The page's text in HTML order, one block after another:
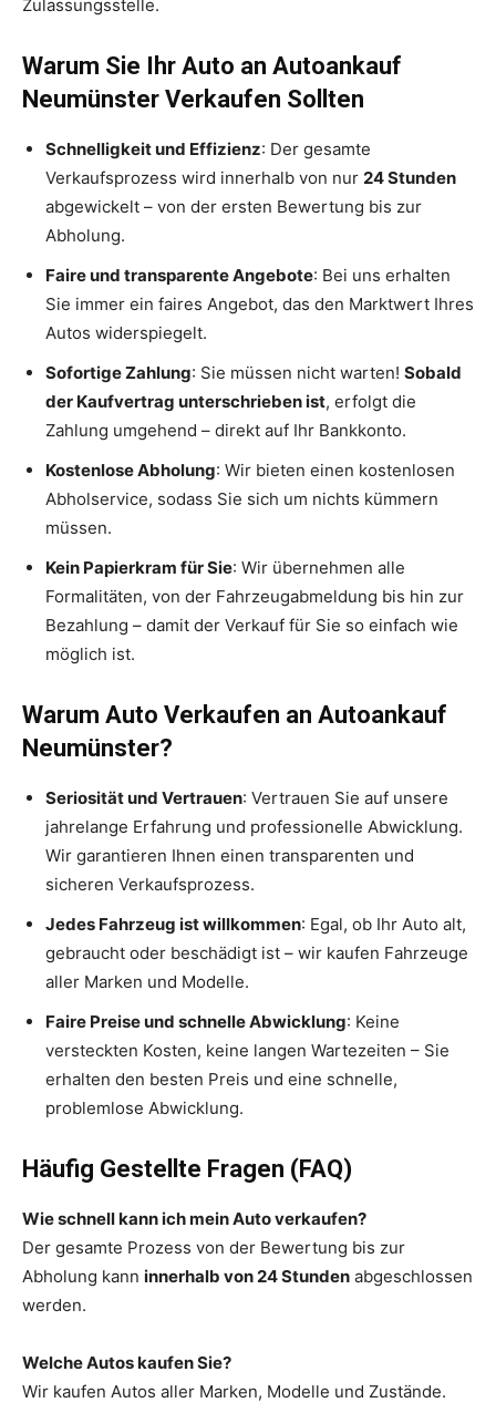
Zulassungsstelle.
Warum Sie Ihr Auto an Autoankauf
Neumünster Verkaufen Sollten
Schnelligkeit und Effizienz: Der gesamte
Verkaufsprozess wird innerhalb von nur 24 Stunden
abgewickelt – von der ersten Bewertung bis zur
Abholung.
Faire und transparente Angebote: Bei uns erhalten
Sie immer ein faires Angebot, das den Marktwert Ihres
Autos widerspiegelt.
Sofortige Zahlung: Sie müssen nicht warten! Sobald
der Kaufvertrag unterschrieben ist, erfolgt die
Zahlung umgehend – direkt auf Ihr Bankkonto.
Kostenlose Abholung: Wir bieten einen kostenlosen
Abholservice, sodass Sie sich um nichts kümmern
müssen.
Kein Papierkram für Sie: Wir übernehmen alle
Formalitäten, von der Fahrzeugabmeldung bis hin zur
Bezahlung – damit der Verkauf für Sie so einfach wie
möglich ist.
Warum Auto Verkaufen an Autoankauf
Neumünster?
Seriosität und Vertrauen: Vertrauen Sie auf unsere
jahrelange Erfahrung und professionelle Abwicklung.
Wir garantieren Ihnen einen transparenten und
sicheren Verkaufsprozess.
Jedes Fahrzeug ist willkommen: Egal, ob Ihr Auto alt,
gebraucht oder beschädigt ist – wir kaufen Fahrzeuge
aller Marken und Modelle.
Faire Preise und schnelle Abwicklung: Keine
versteckten Kosten, keine langen Wartezeiten – Sie
erhalten den besten Preis und eine schnelle,
problemlose Abwicklung.
Häufig Gestellte Fragen (FAQ)
Wie schnell kann ich mein Auto verkaufen?
Der gesamte Prozess von der Bewertung bis zur
Abholung kann innerhalb von 24 Stunden abgeschlossen
werden.
Welche Autos kaufen Sie?
Wir kaufen Autos aller Marken, Modelle und Zustände.